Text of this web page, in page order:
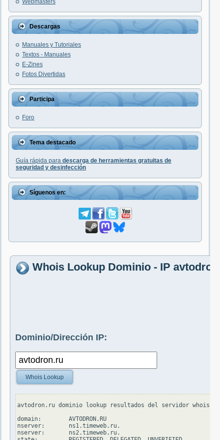
Webmasters
Descargas
Manuales y Tutoriales
Textos - Manuales
E-Zines
Fotos Divertidas
Participa
Foro
Tema destacado
Guía rápida para descarga de herramientas gratuitas de
seguridad y desinfección
Síguenos en:
Whois Lookup Dominio - IP
Dominio/Dirección IP:
Whois Lookup
avtodron.ru dominio lookup resultados del servidor
domain:        AVTODRON.RU
nserver:       ns1.timeweb.ru.
nserver:       ns2.timeweb.ru.